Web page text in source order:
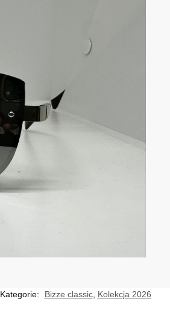
Kategorie: Bizze classic, Kolekcja 2026